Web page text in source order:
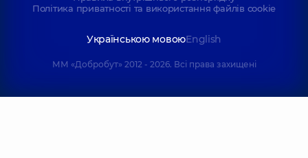
Політика приватності та використання файлів cookie
Українською мовоюEnglish
ММ «Добробут» 2012 - 2026. Всі права захищені